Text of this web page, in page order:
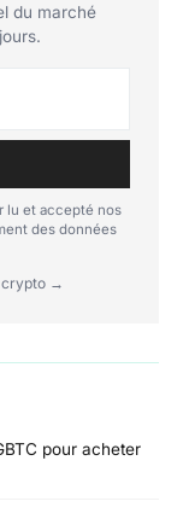
du marché
lu et accepté nos
des données
crypto →
pour acheter